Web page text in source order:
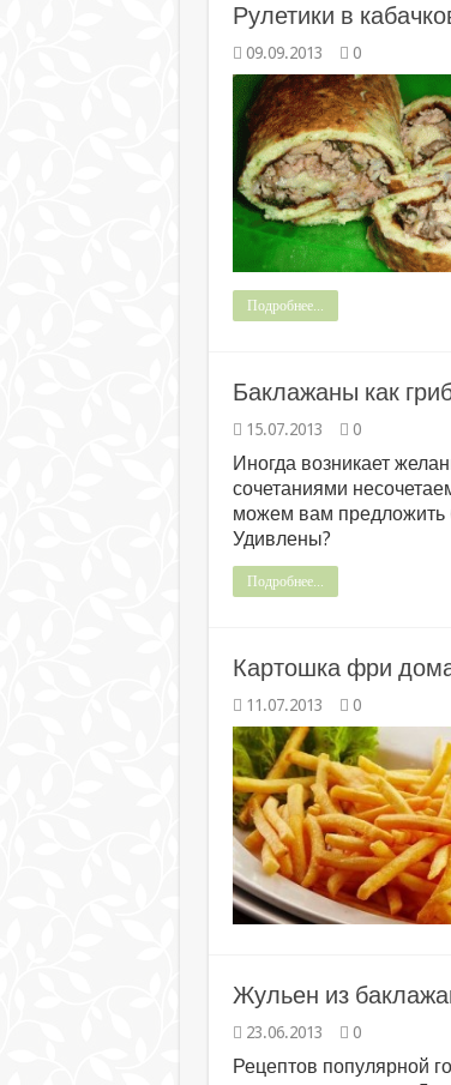
Рулетики в
09.09.2013 0
Подробнее...
Баклажаны как
15.07.2013 0
Иногда возникает
сочетаниями
можем вам предложить
Удивлены?
Подробнее...
Картошка фри
11.07.2013 0
Жульен из
23.06.2013 0
Рецептов популярной